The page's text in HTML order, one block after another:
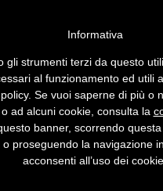
migliora
sfruttando la
falla recente.
Informativa
gli strumenti terzi da questo
al funzionamento ed utili
Se vuoi saperne di più o
ad alcuni cookie, consulta la
banner, scorrendo
proseguendo la navigazione
acconsenti all’uso dei cookie.